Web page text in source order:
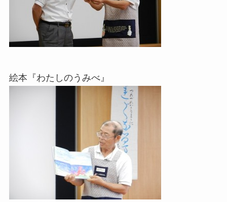
絵本『わたしのうみべ』